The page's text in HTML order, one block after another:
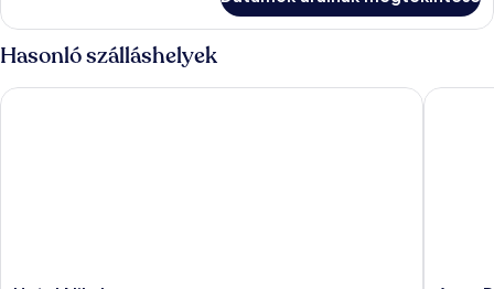
ággyal,
erkély,
földszinti
erkély,
földszinti
további
részletei
Hasonló szálláshelyek
Hotel Nikolas Anna